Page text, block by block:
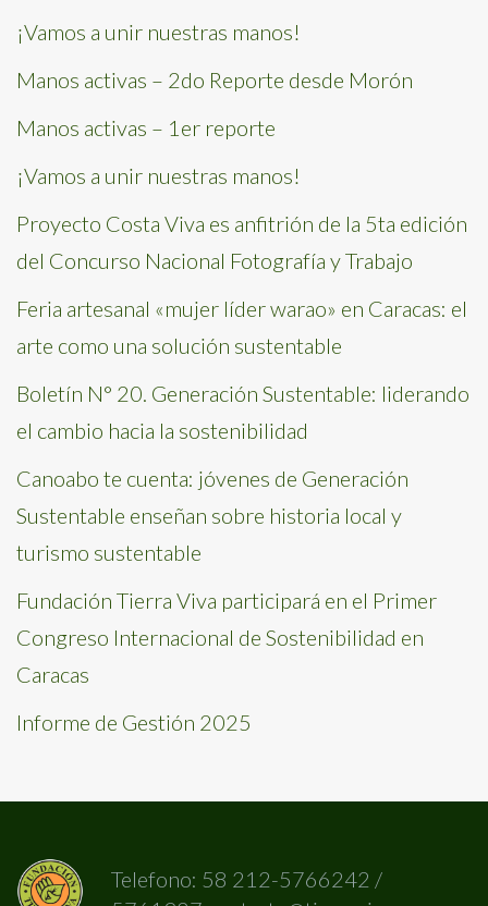
¡Vamos a unir nuestras manos!
Manos activas – 2do Reporte desde Morón
Manos activas – 1er reporte
¡Vamos a unir nuestras manos!
Proyecto Costa Viva es anfitrión de la 5ta edición
del Concurso Nacional Fotografía y Trabajo
Feria artesanal «mujer líder warao» en Caracas: el
arte como una solución sustentable
Boletín N° 20. Generación Sustentable: liderando
el cambio hacia la sostenibilidad
Canoabo te cuenta: jóvenes de Generación
Sustentable enseñan sobre historia local y
turismo sustentable
Fundación Tierra Viva participará en el Primer
Congreso Internacional de Sostenibilidad en
Caracas
Informe de Gestión 2025
Telefono: 58 212-5766242 /